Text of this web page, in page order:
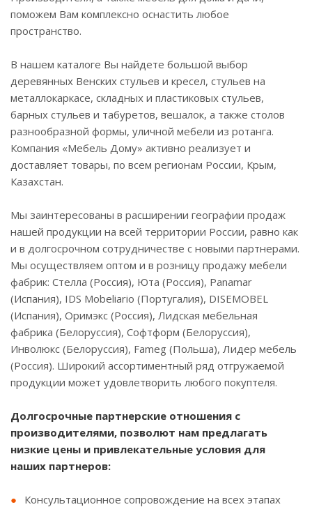
поможем Вам комплексно оснастить любое
пространство.
В нашем каталоге Вы найдете большой выбор
деревянных Венских стульев и кресел, стульев на
металлокаркасе, складных и пластиковых стульев,
барных стульев и табуретов, вешалок, а также столов
разнообразной формы, уличной мебели из ротанга.
Компания «Мебель Дому» активно реализует и
доставляет товары, по всем регионам России, Крым,
Казахстан.
Мы заинтересованы в расширении географии продаж
нашей продукции на всей территории России, равно как
и в долгосрочном сотрудничестве с новыми партнерами.
Мы осуществляем оптом и в розницу продажу мебели
фабрик: Стелла (Россия), Юта (Россия), Panamar
(Испания), IDS Mobeliario (Португалия), DISEMOBEL
(Испания), Оримэкс (Россия), Лидская мебельная
фабрика (Белоруссия), Софтформ (Белоруссия),
Инволюкс (Белоруссия), Fameg (Польша), Лидер мебель
(Россия). Широкий ассортиментный ряд отгружаемой
продукции может удовлетворить любого покуптеля.
Долгосрочные партнерские отношения с
производителями, позволют нам предлагать
низкие цены и привлекательные условия для
наших партнеров:
Консультационное сопровождение на всех этапах